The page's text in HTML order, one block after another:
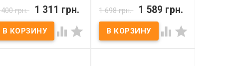
150х210 см
В наличии
Marca Marco
грн. 1 311 грн.
 
Marco Milano Dark
Brown 180х210 см
В наличии
1 698 грн. 1 589 грн.
 